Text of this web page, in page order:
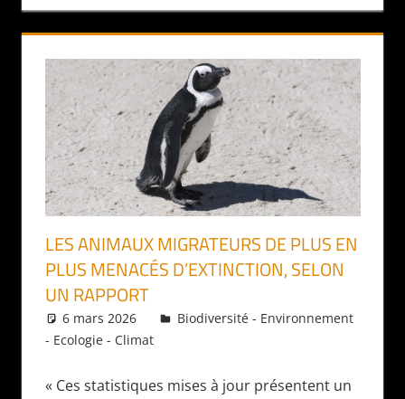
LES ANIMAUX MIGRATEURS DE PLUS EN
PLUS MENACÉS D’EXTINCTION, SELON
UN RAPPORT
6 mars 2026 Daniel
Biodiversité - Environnement
- Ecologie - Climat
« Ces statistiques mises à jour présentent un